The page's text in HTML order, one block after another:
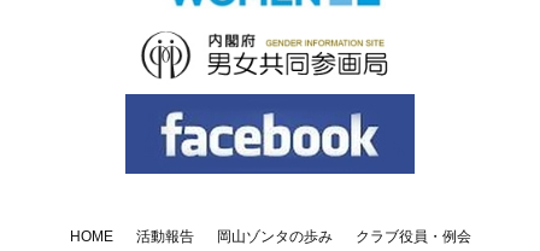
HOME 活動報告 岡山ゾンタの歩み クラブ役員・例会